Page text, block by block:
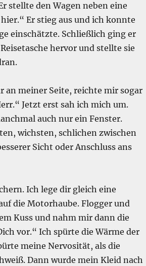
stellte den Wagen neben eine
Er stieg aus und ich konnte
einschätzte. Schließlich ging er
hervor und stellte sie
an meiner Seite, reichte mir sogar
Jetzt erst sah ich mich um.
auch nur ein Fenster.
wichsten, schlichen zwischen
Sicht oder Anschluss ans
Ich lege dir gleich eine
die Motorhaube. Flogger und
Kuss und nahm mir dann die
vor.“ Ich spürte die Wärme der
meine Nervosität, als die
Dann wurde mein Kleid nach